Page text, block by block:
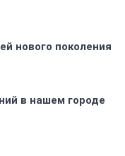
нового поколения
в нашем городе